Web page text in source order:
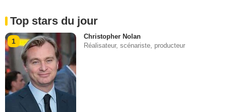
Top stars du jour
1
Christopher Nolan
Réalisateur, scénariste, producteur